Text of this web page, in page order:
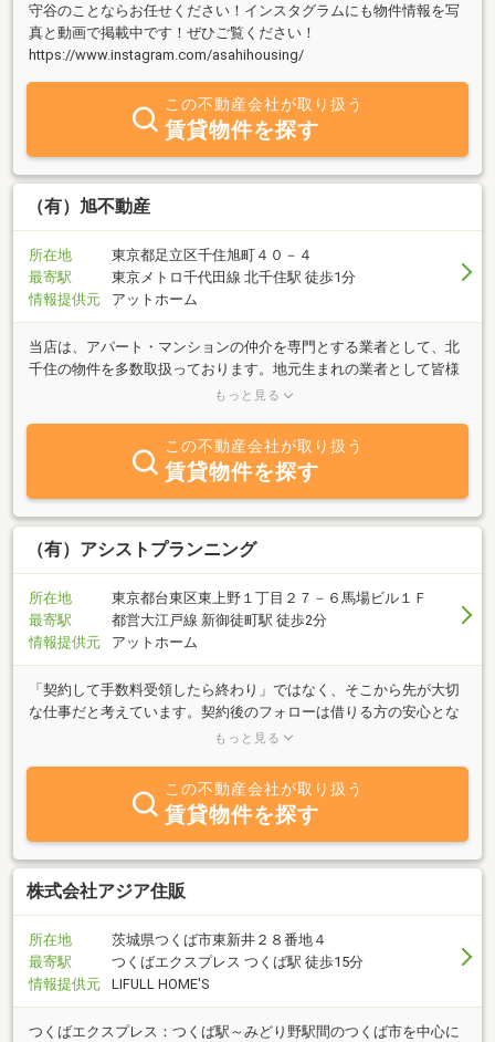
守谷のことならお任せください！インスタグラムにも物件情報を写
真と動画で掲載中です！ぜひご覧ください！
https://www.instagram.com/asahihousing/
この不動産会社が取り扱う
賃貸物件を探す
（有）旭不動産
所在地
東京都足立区千住旭町４０－４
最寄駅
東京メトロ千代田線 北千住駅 徒歩1分
情報提供元
アットホーム
当店は、アパート・マンションの仲介を専門とする業者として、北
千住の物件を多数取扱っております。地元生まれの業者として皆様
に多大のご信頼を戴いております。北千住でのお部屋探しは是非当
もっと見る
この不動産会社が取り扱う
賃貸物件を探す
（有）アシストプランニング
所在地
東京都台東区東上野１丁目２７－６馬場ビル１Ｆ
最寄駅
都営大江戸線 新御徒町駅 徒歩2分
情報提供元
アットホーム
「契約して手数料受領したら終わり」ではなく、そこから先が大切
な仕事だと考えています。契約後のフォローは借りる方の安心とな
り、それは貸主様との信頼関係に繋がります。ネット環境が整った
料を削減し、毎月の収入を少しでも増やされたいとお考えであれ
ば、小さな会社ですが、是非、お役に立ちたいと考えております。
もっと見る
この不動産会社が取り扱う
賃貸物件を探す
株式会社アジア住販
所在地
茨城県つくば市東新井２８番地４
最寄駅
つくばエクスプレス つくば駅 徒歩15分
情報提供元
LIFULL HOME'S
つくばエクスプレス：つくば駅～みどり野駅間のつくば市を中心に